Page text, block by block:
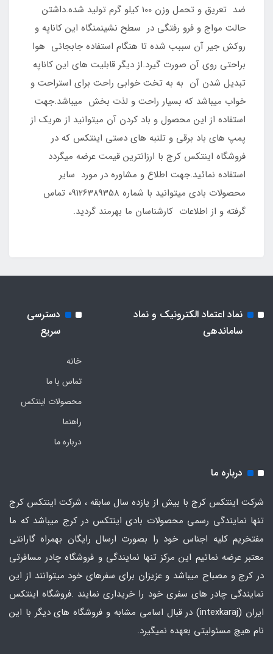
ضد تعریق و تحمل وزن 100 کیلو گرم تولید شده.داشتن
حالت مواج و فرو رفتگی در سطح نشینمنگاه این کاناپه و
روکش جیر آن سببب شده تا هنگام استفاده جابجائی هوا
براحتی روی آن صورت گیرد.از دیگر قابلیت های این کاناپه
تبدیل شدن آن به به تخت خوابی راحت برای استراحت و
خواب میباشد که بسیار راحت و لذت بخش میباشد.جهت
استفاده از این محصول و باد کردن آن میتوانید از هریک از
پمپ های باد برقی و تلنبه های دستی اینتکس که در
فروشگاه اینتکس کرج با ارزانترین قیمت عرضه میگردد
استفاده نمائید.جهت اطلاع و مشاوره در مورد سایر
محصولات بادی میتوانید با شماره 09126389358 تماس
گرفته و از اطلاعات کارشناسان ما بهرمند گردید.
نماد اعتماد الکترونیک و نماد
ساماندهی
دسترسی
سریع
خانه
تماس با ما
محصولات اینتکس
راهنما
درباره ما
درباره ما
شرکت اینتکس کرج با بیش از یازده سال سابقه ، شرکت اینتکس کرج
تنها نمایندگی رسمی محصولات بادی اینتکس در کرج میباشد که ما
مفتخریم کلیه اجناس خود را بصورت ارسال رایگان بهمراه گارانتی
معتبر عرضه نمائیم این مرکز تنها نمایندگی و فروشگاه چادر مسافرتی
در کرج و مصباح میباشد و عزیزان برای سفرهای خود میتوانند از این
نمایندگی چادر های سفری خود را خریداری نمایند .فروشگاه اینتکس
ایران
(intexkaraj) در قبال اسامی مشابه و فروشگاه های دیگر با این
نام هیچ مسئولیتی بعهده نمیگیرد.